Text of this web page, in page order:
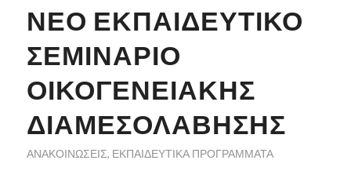
ΝΈΟ ΕΚΠΑΙΔΕΥΤΙΚΌ
ΣΕΜΙΝΆΡΙΟ
ΟΙΚΟΓΕΝΕΙΑΚΉΣ
ΔΙΑΜΕΣΟΛΆΒΗΣΗΣ
ΑΝΑΚΟΙΝΏΣΕΙΣ, ΕΚΠΑΙΔΕΥΤΙΚΆ ΠΡΟΓΡΆΜΜΑΤΑ